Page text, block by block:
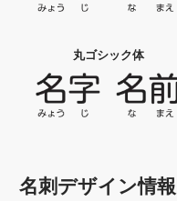
丸ゴシック体
名刺デザイン情報